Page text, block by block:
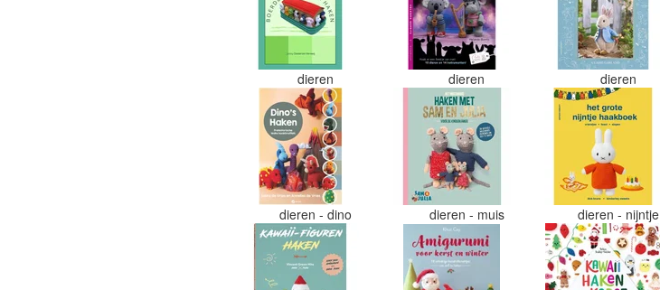
dieren dieren dieren
dieren - dino dieren - muis dieren - nijntje